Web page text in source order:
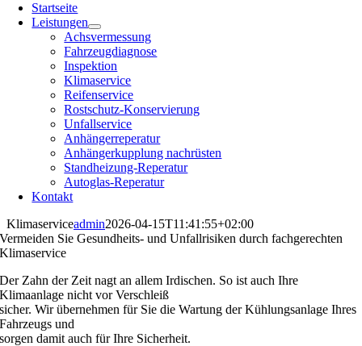
Startseite
Leistungen
Achsvermessung
Fahrzeugdiagnose
Inspektion
Klimaservice
Reifenservice
Rostschutz-Konservierung
Unfallservice
Anhängerreperatur
Anhängerkupplung nachrüsten
Standheizung-Reperatur
Autoglas-Reperatur
Kontakt
Klimaserviceadmin2026-04-15T11:41:55+02:00
Vermeiden Sie Gesundheits- und Unfallrisiken durch fachgerechten
Klimaservice
Der Zahn der Zeit nagt an allem Irdischen. So ist auch Ihre
Klimaanlage nicht vor Verschleiß
sicher. Wir übernehmen für Sie die Wartung der Kühlungsanlage Ihres
Fahrzeugs und
sorgen damit auch für Ihre Sicherheit.